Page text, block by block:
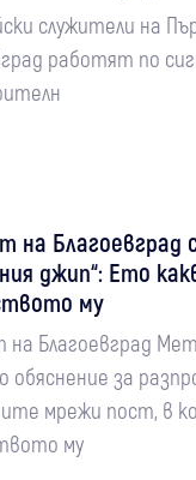
служители на
работят по
на Благоевград
джип“: Ето
му
Благоевград
обяснение за
мрежи пост, в
му